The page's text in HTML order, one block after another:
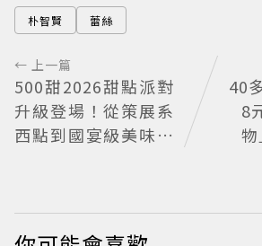
朴智賢 蕾絲
← 上一篇
500甜2026甜點派對
升級登場！從策展系
西點到國宴級美味名
40
8